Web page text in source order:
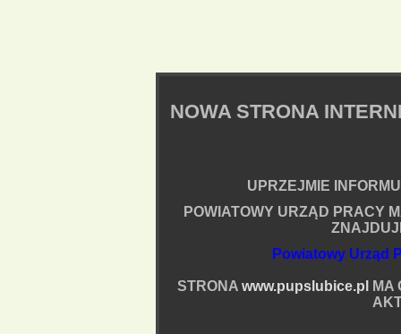
NOWA STRONA
UPRZEJMIE
POWIATOWY URZĄD PRACY
Powiatowy Urząd
STRONA www.pupslubice.pl
MA